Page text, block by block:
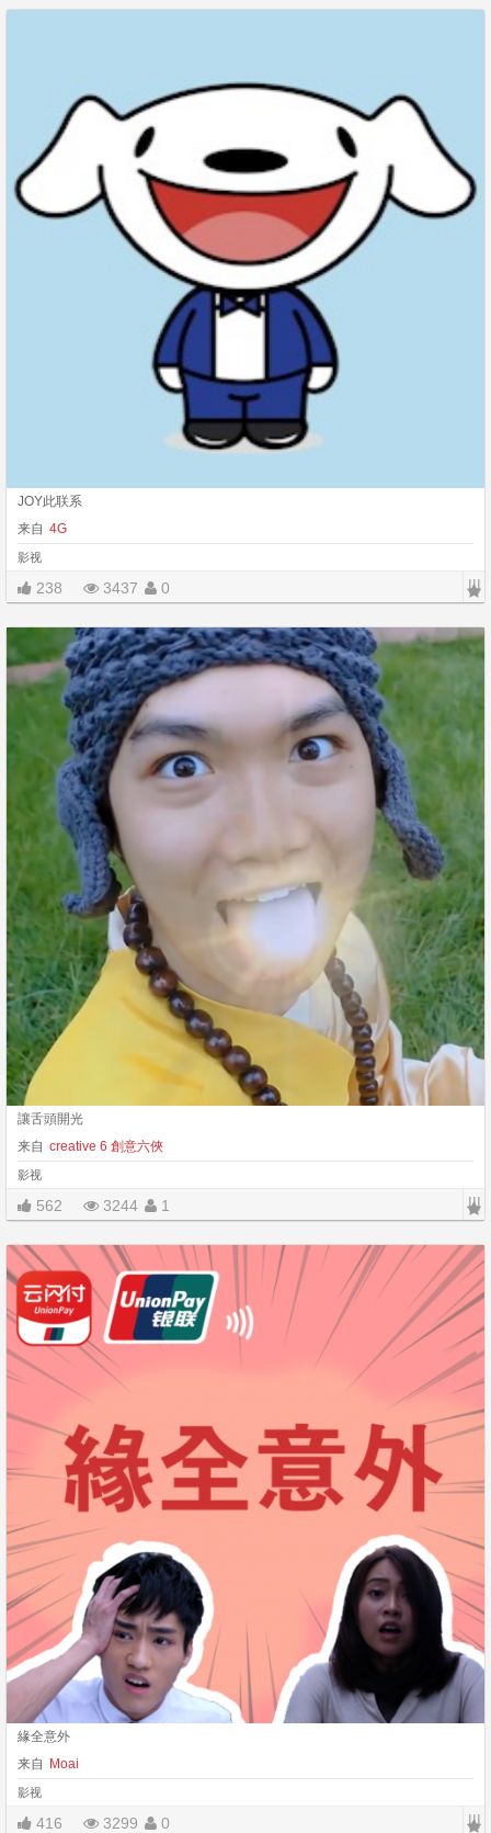
JOY此联系
来自 4G
影视
238 3437 0 |||
讓舌頭開光
来自 creative 6 創意六俠
影视
562 3244 1 |||
緣全意外
来自
Moai
影视
416 3299 0 |||